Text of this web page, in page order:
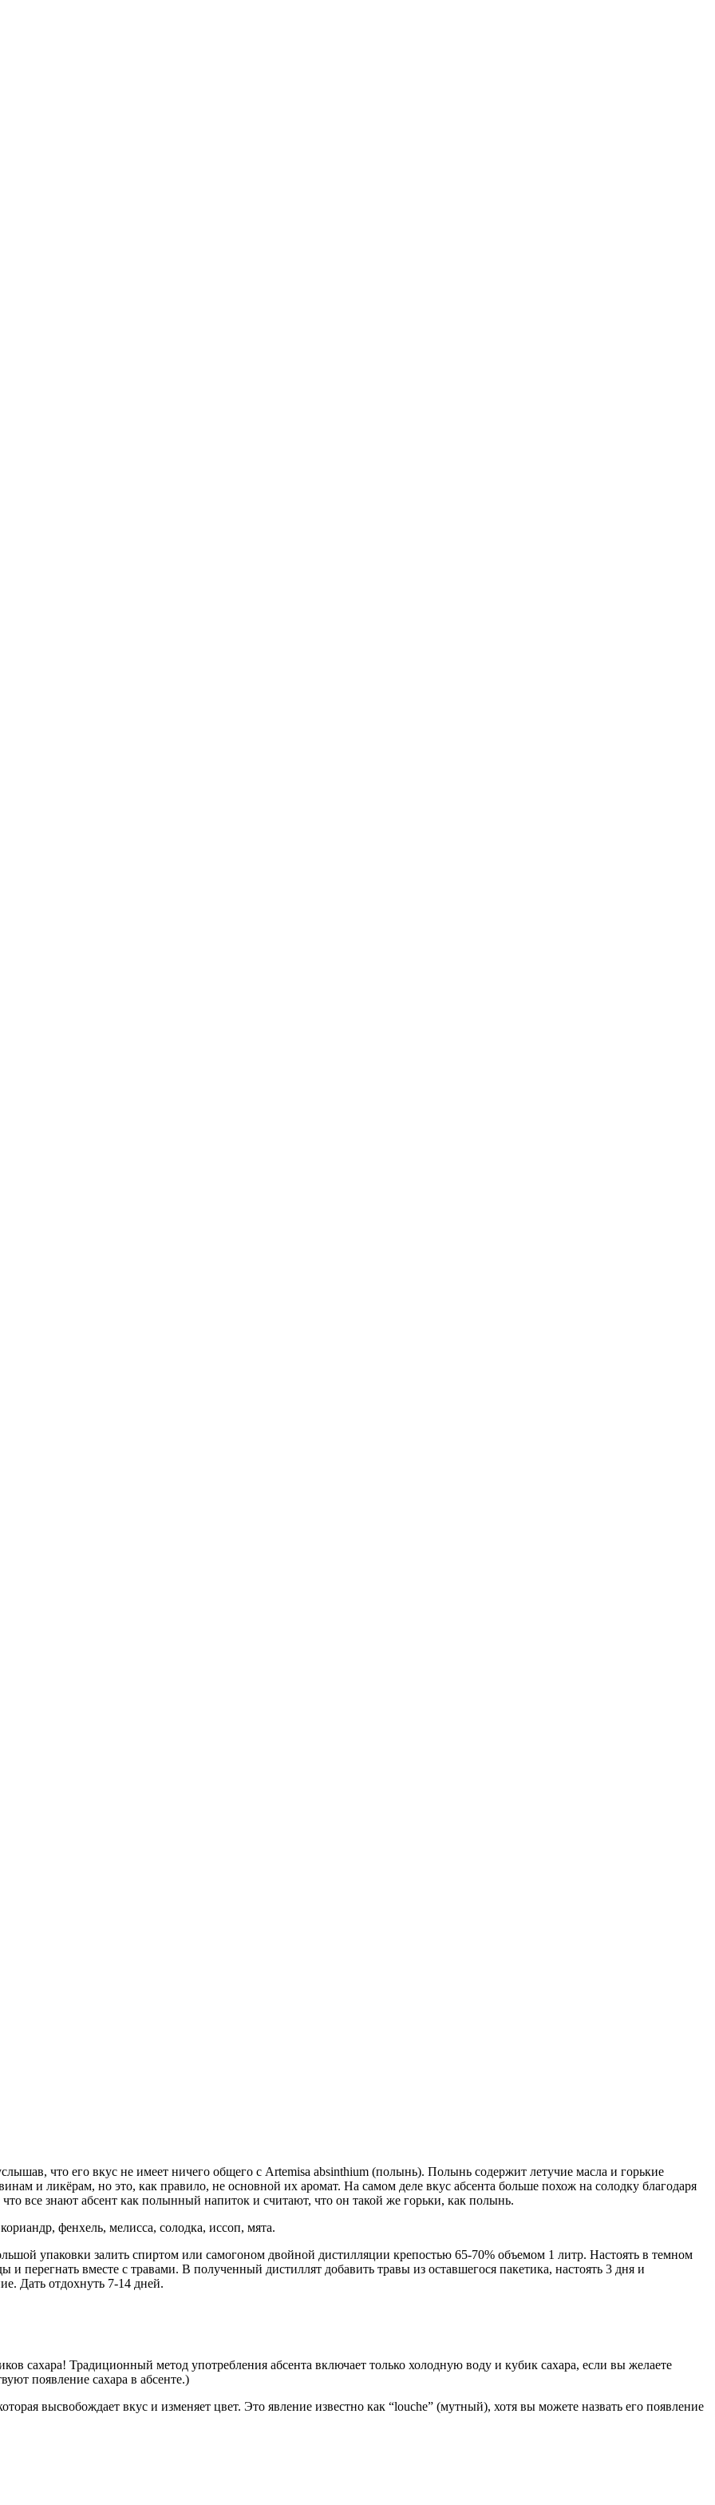
что его вкус не имеет ничего общего с Artemisa absinthium (полынь). Полынь содержит летучие масла и горькие
и ликёрам, но это, как правило, не основной их аромат. На самом деле вкус абсента больше похож на солодку благодаря
все знают абсент как полынный напиток и считают, что он такой же горьки, как полынь.
фенхель, мелисса, солодка, иссоп, мята.
упаковки залить спиртом или самогоном двойной дистилляции крепостью 65-70% объемом 1 литр. Настоять в темном
перегнать вместе с травами. В полученный дистиллят добавить травы из оставшегося пакетика, настоять 3 дня и
Дать отдохнуть 7-14 дней.
сахара! Традиционный метод употребления абсента включает только холодную воду и кубик сахара, если вы желаете
появление сахара в абсенте.)
высвобождает вкус и изменяет цвет. Это явление известно как “louche” (мутный), хотя вы можете назвать его появление